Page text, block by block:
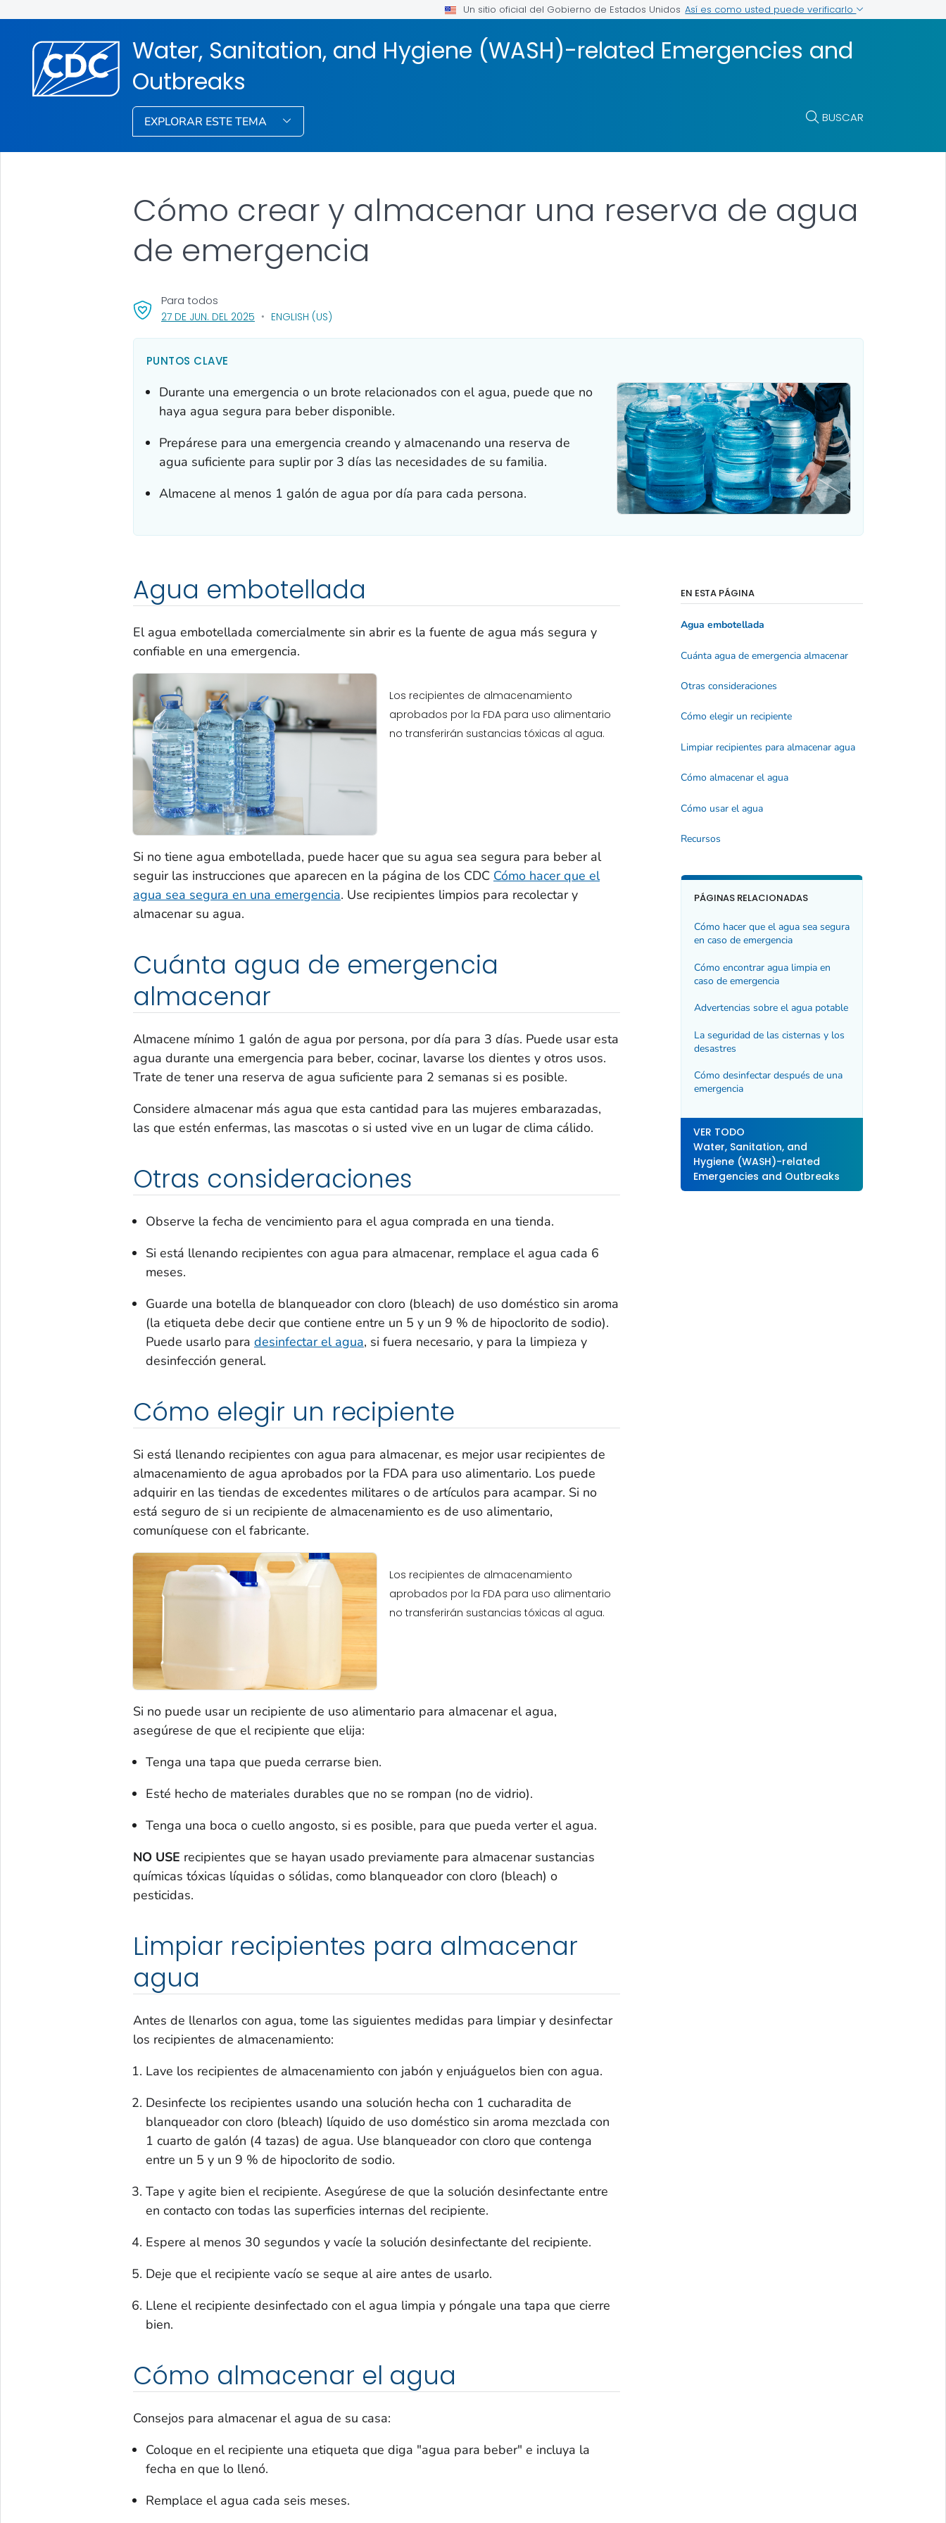
Un sitio oficial del Gobierno de Estados Unidos Así es como usted puede verificarlo
Water, Sanitation, and Hygiene (WASH)-related Emergencies and
Outbreaks
EXPLORAR ESTE TEMA BUSCAR
Cómo crear y almacenar una reserva de agua
de emergencia
27 DE JUN. DEL 2025, VISIT LINK FOR DETAILS.
ENGLISH (US)
Para todos
PUNTOS CLAVE
Durante una emergencia o un brote relacionados con el agua, puede que no
haya agua segura para beber disponible.
Prepárese para una emergencia creando y almacenando una reserva de
agua suficiente para suplir por 3 días las necesidades de su familia.
Almacene al menos 1 galón de agua por día para cada persona.
Agua embotellada
El agua embotellada comercialmente sin abrir es la fuente de agua más segura y
confiable en una emergencia.
Los recipientes de almacenamiento
aprobados por la FDA para uso alimentario
no transferirán sustancias tóxicas al agua.
Si no tiene agua embotellada, puede hacer que su agua sea segura para beber al
seguir las instrucciones que aparecen en la página de los CDC Cómo hacer que el
agua sea segura en una emergencia. Use recipientes limpios para recolectar y
almacenar su agua.
Cuánta agua de emergencia
almacenar
Almacene mínimo 1 galón de agua por persona, por día para 3 días. Puede usar esta
agua durante una emergencia para beber, cocinar, lavarse los dientes y otros usos.
Trate de tener una reserva de agua suficiente para 2 semanas si es posible.
Considere almacenar más agua que esta cantidad para las mujeres embarazadas,
las que estén enfermas, las mascotas o si usted vive en un lugar de clima cálido.
Otras consideraciones
Observe la fecha de vencimiento para el agua comprada en una tienda.
Si está llenando recipientes con agua para almacenar, remplace el agua cada 6
meses.
Guarde una botella de blanqueador con cloro (bleach) de uso doméstico sin aroma
(la etiqueta debe decir que contiene entre un 5 y un 9 % de hipoclorito de sodio).
Puede usarlo para desinfectar el agua, si fuera necesario, y para la limpieza y
desinfección general.
Cómo elegir un recipiente
Si está llenando recipientes con agua para almacenar, es mejor usar recipientes de
almacenamiento de agua aprobados por la FDA para uso alimentario. Los puede
adquirir en las tiendas de excedentes militares o de artículos para acampar. Si no
está seguro de si un recipiente de almacenamiento es de uso alimentario,
comuníquese con el fabricante.
Los recipientes de almacenamiento
aprobados por la FDA para uso alimentario
no transferirán sustancias tóxicas al agua.
Si no puede usar un recipiente de uso alimentario para almacenar el agua,
asegúrese de que el recipiente que elija:
Tenga una tapa que pueda cerrarse bien.
Esté hecho de materiales durables que no se rompan (no de vidrio).
Tenga una boca o cuello angosto, si es posible, para que pueda verter el agua.
NO USE recipientes que se hayan usado previamente para almacenar sustancias
químicas tóxicas líquidas o sólidas, como blanqueador con cloro (bleach) o
pesticidas.
Limpiar recipientes para almacenar
agua
Antes de llenarlos con agua, tome las siguientes medidas para limpiar y desinfectar
los recipientes de almacenamiento:
Lave los recipientes de almacenamiento con jabón y enjuáguelos bien con agua.
Desinfecte los recipientes usando una solución hecha con 1 cucharadita de
blanqueador con cloro (bleach) líquido de uso doméstico sin aroma mezclada con
1 cuarto de galón (4 tazas) de agua. Use blanqueador con cloro que contenga
entre un 5 y un 9 % de hipoclorito de sodio.
Tape y agite bien el recipiente. Asegúrese de que la solución desinfectante entre
en contacto con todas las superficies internas del recipiente.
Espere al menos 30 segundos y vacíe la solución desinfectante del recipiente.
Deje que el recipiente vacío se seque al aire antes de usarlo.
Llene el recipiente desinfectado con el agua limpia y póngale una tapa que cierre
bien.
Cómo almacenar el agua
Consejos para almacenar el agua de su casa:
Coloque en el recipiente una etiqueta que diga "agua para beber" e incluya la
fecha en que lo llenó.
Remplace el agua cada seis meses.
EN ESTA PÁGINA
Agua embotellada
Cuánta agua de emergencia almacenar
Otras consideraciones
Cómo elegir un recipiente
Limpiar recipientes para almacenar agua
Cómo almacenar el agua
Cómo usar el agua
Recursos
PÁGINAS RELACIONADAS
Cómo hacer que el agua sea segura
en caso de emergencia
Cómo encontrar agua limpia en
caso de emergencia
Advertencias sobre el agua potable
La seguridad de las cisternas y los
desastres
Cómo desinfectar después de una
emergencia
VER TODO
Water, Sanitation, and
Hygiene (WASH)-related
Emergencies and Outbreaks